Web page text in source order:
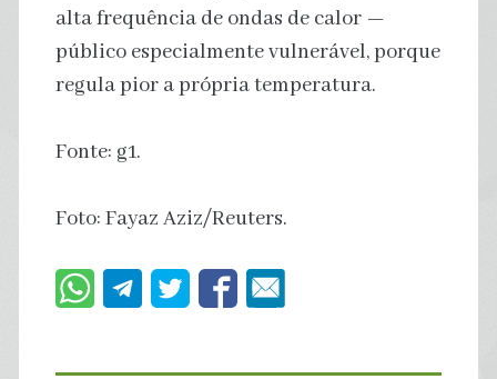
alta frequência de ondas de calor —
público especialmente vulnerável, porque
regula pior a própria temperatura.
Fonte: g1.
Foto: Fayaz Aziz/Reuters.